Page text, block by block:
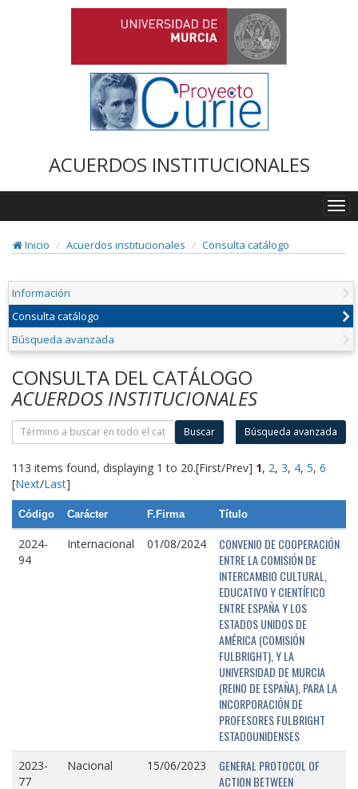
ACUERDOS INSTITUCIONALES
Inicio
Acuerdos institucionales Consulta catálogo
Información
Consulta catálogo
Búsqueda avanzada
CONSULTA DEL CATÁLOGO
ACUERDOS INSTITUCIONALES
Buscar Búsqueda avanzada
113 items found, displaying 1 to 20.[First/Prev] 1, 2, 3, 4, 5, 6
[Next/Last]
Código Carácter F.Firma Título
2024-
94
Internacional 01/08/2024
CONVENIO DE COOPERACIÓN
ENTRE LA COMISIÓN DE
INTERCAMBIO CULTURAL,
EDUCATIVO Y CIENTÍFICO
ENTRE ESPAÑA Y LOS
ESTADOS UNIDOS DE
AMÉRICA (COMISIÓN
FULBRIGHT), Y LA
UNIVERSIDAD DE MURCIA
(REINO DE ESPAÑA), PARA LA
INCORPORACIÓN DE
PROFESORES FULBRIGHT
ESTADOUNIDENSES
2023-
77
Nacional 15/06/2023
GENERAL PROTOCOL OF
ACTION BETWEEN